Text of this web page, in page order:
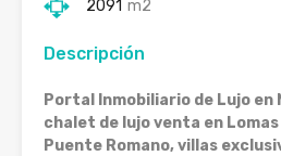
2091 m2
Descripción
Portal Inmobiliario de Lujo en
chalet de lujo venta en Lomas
Puente Romano, villas